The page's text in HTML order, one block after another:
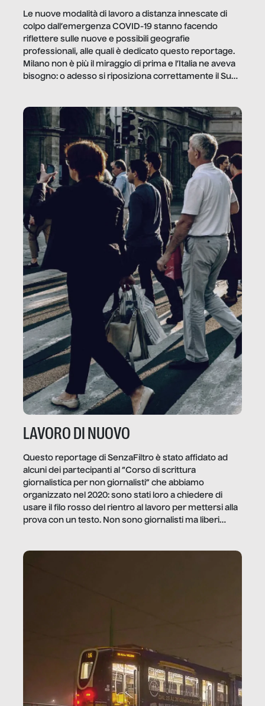
Le nuove modalità di lavoro a distanza innescate di
colpo dall’emergenza COVID-19 stanno facendo
riflettere sulle nuove e possibili geografie
professionali, alle quali è dedicato questo reportage.
Milano non è più il miraggio di prima e l’Italia ne aveva
bisogno: o adesso si riposiziona correttamente il Sud
LAVORO DI NUOVO
Questo reportage di SenzaFiltro è stato affidato ad
alcuni dei partecipanti al “Corso di scrittura
giornalistica per non giornalisti” che abbiamo
organizzato nel 2020: sono stati loro a chiedere di
usare il filo rosso del rientro al lavoro per mettersi alla
prova con un testo. Non sono giornalisti ma liberi